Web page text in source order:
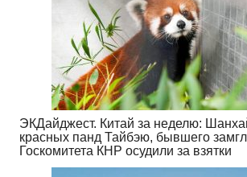
ЭКДайджест. Китай за неделю:
красных панд Тайбэю, бывшего
Госкомитета КНР осудили за взятки